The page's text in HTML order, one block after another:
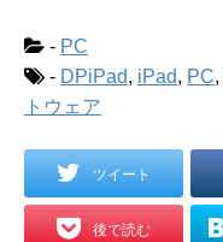
- PC
- DPiPad, iPad, PC,
トウェア
ツイート
後で読む